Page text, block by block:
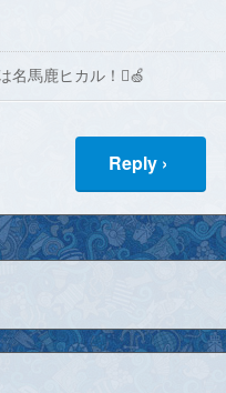
名馬鹿ヒカル！🍏
Reply ›